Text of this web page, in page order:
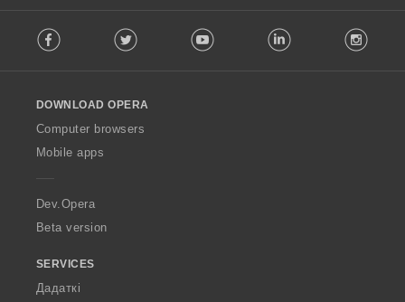
o
w
O
p
a
Facebook Twitter Youtube LinkedIn
DOWNLOAD OPERA
Computer browsers
Mobile apps
Dev.Opera
Beta version
SERVICES
Дадаткі